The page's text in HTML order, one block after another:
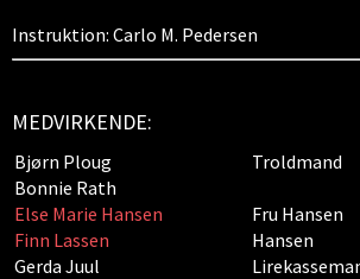
Instruktion: Carlo M. Pedersen
MEDVIRKENDE:
Bjørn Ploug
Troldmand
Bonnie Rath
Else Marie Hansen
Fru Hansen
Finn Lassen
Hansen
Gerda Juul